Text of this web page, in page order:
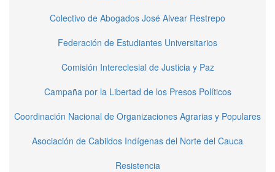
Colectivo de Abogados José Alvear Restrepo
Federación de Estudiantes Universitarios
Comisión Intereclesial de Justicia y Paz
Campaña por la Libertad de los Presos Políticos
Coordinación Nacional de Organizaciones Agrarias y Populares
Asociación de Cabildos Indígenas del Norte del Cauca
Resistencia